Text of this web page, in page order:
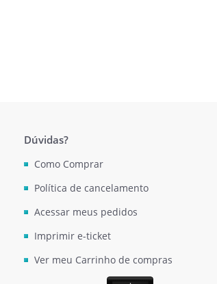
Dúvidas?
Como Comprar
Política de cancelamento
Acessar meus pedidos
Imprimir e-ticket
Ver meu Carrinho de compras